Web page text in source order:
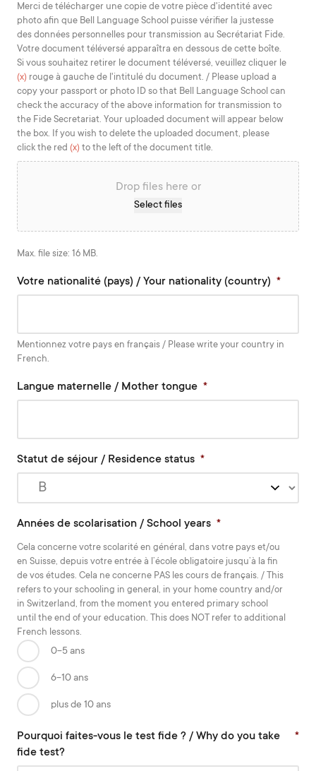
MM
slash
YYYY
Merci de télécharger une copie de votre pièce d'identité avec
photo afin que Bell Language School puisse vérifier la justesse
des données personnelles pour transmission au Secrétariat Fide.
Votre document téléversé apparaîtra en dessous de cette boîte.
Si vous souhaitez retirer le document téléversé, veuillez cliquer le
(x) rouge à gauche de l'intitulé du document. / Please upload a
copy your passport or photo ID so that Bell Language School can
check the accuracy of the above information for transmission to
the Fide Secretariat. Your uploaded document will appear below
the box. If you wish to delete the uploaded document, please
click the red (x) to the left of the document title.
Drop files here or
Select files
Max. file size: 16 MB.
Votre nationalité (pays) / Your nationality (country) *
Mentionnez votre pays en français / Please write your country in
French.
Langue maternelle / Mother tongue *
Statut de séjour / Residence status *
Années de scolarisation / School years *
Cela concerne votre scolarité en général, dans votre pays et/ou
en Suisse, depuis votre entrée à l’école obligatoire jusqu’à la fin
de vos études. Cela ne concerne PAS les cours de français. / This
refers to your schooling in general, in your home country and/or
in Switzerland, from the moment you entered primary school
until the end of your education. This does NOT refer to additional
French lessons.
0-5 ans
6-10 ans
plus de 10 ans
Pourquoi faites-vous le test fide ? / Why do you take
fide test?
*